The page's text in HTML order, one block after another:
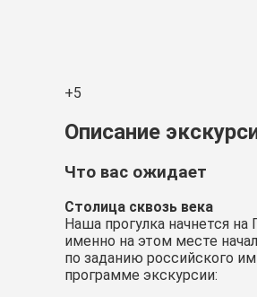
+5
Описание
Что вас ожидает
Столица сквозь века
Наша прогулка начнется
именно на этом месте
по заданию российского
программе экскурсии: